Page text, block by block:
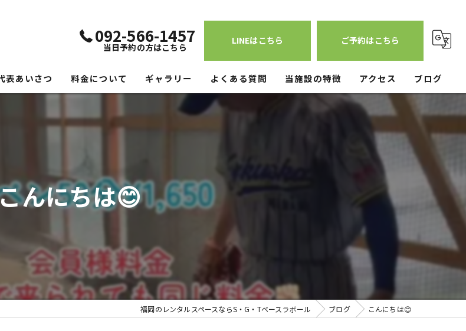
092-566-1457
当日予約の方はこちら
LINEはこちら ご予約はこちら
表あいさつ 料金について ギャラリー よくある質問 当施設の特徴 アクセス ブログ
んにちは😊
福岡のレンタルスペースならS・G・Tベースラボール ブログ こんにちは😊